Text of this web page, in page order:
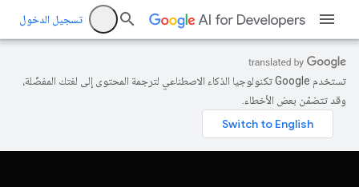
تسجيل الدخول
تستخدم Google تكنولوجيا الذكاء الاصطناعي لترجمة المحتوى إلى لغتك المفضّلة،
وقد تتضمّن بعض الأخطاء.